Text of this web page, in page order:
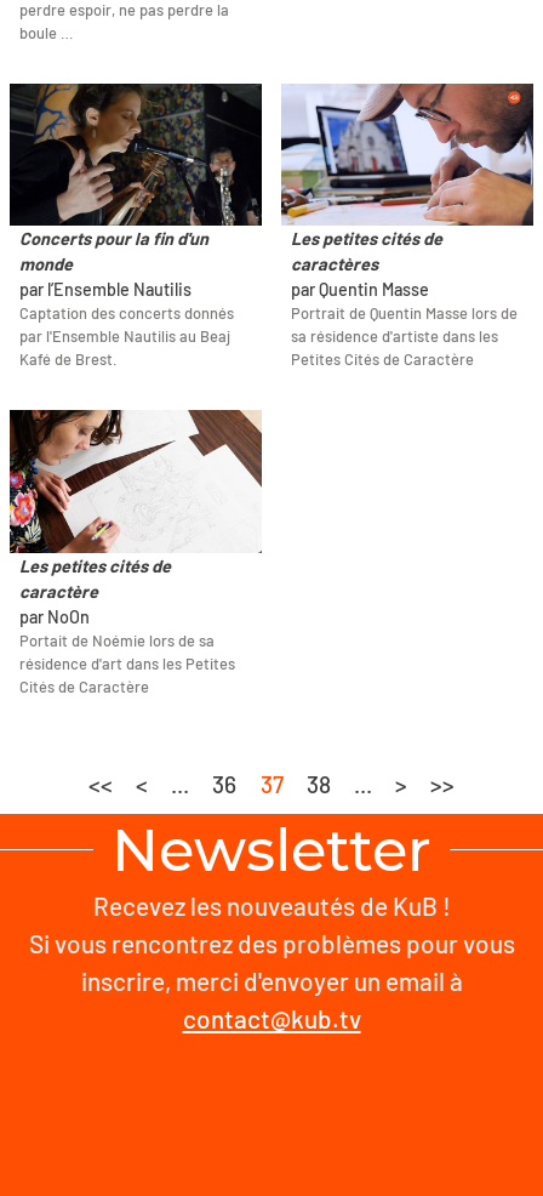
perdre espoir, ne pas perdre la
boule …
Concerts pour la fin d'un
monde
par l’Ensemble Nautilis
Captation des concerts donnés
par l'Ensemble Nautilis au Beaj
Kafé de Brest.
Les petites cités de
caractères
par Quentin Masse
Portrait de Quentin Masse lors de
sa résidence d'artiste dans les
Petites Cités de Caractère
Les petites cités de
caractère
par NoOn
Portait de Noémie lors de sa
résidence d'art dans les Petites
Cités de Caractère
<< < ... 36 37 38 ... > >>
Newsletter
Recevez les nouveautés de KuB !
Si vous rencontrez des problèmes pour vous
inscrire, merci d'envoyer un email à
contact@kub.tv